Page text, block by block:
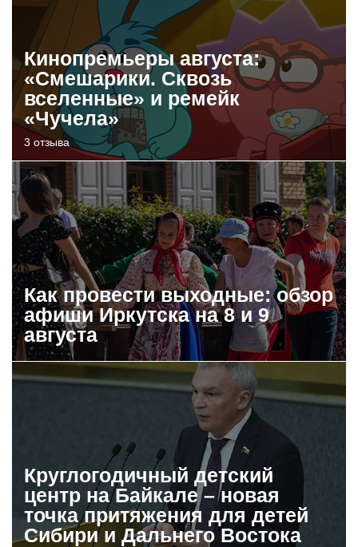
Кинопремьеры августа:
«Смешарики. Сквозь
вселенные» и ремейк
«Чучела»
3 отзыва
Как провести выходные: обзор
афиши Иркутска на 8 и 9
августа
Круглогодичный детский
центр на Байкале – новая
точка притяжения для детей
Сибири и Дальнего Востока